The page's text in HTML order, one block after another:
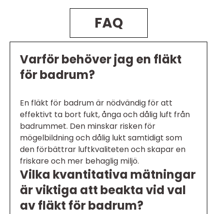
FAQ
Varför behöver jag en fläkt
för badrum?
En fläkt för badrum är nödvändig för att
effektivt ta bort fukt, ånga och dålig luft från
badrummet. Den minskar risken för
mögelbildning och dålig lukt samtidigt som
den förbättrar luftkvaliteten och skapar en
friskare och mer behaglig miljö.
Vilka kvantitativa mätningar
är viktiga att beakta vid val
av fläkt för badrum?